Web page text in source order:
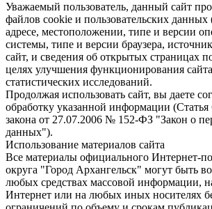
Уважаемый пользователь, данный сайт
файлов cookie и пользовательских
адресе, местоположении, типе и версии
системы, типе и версии браузера,
сайт, и сведения об открытых страницах
целях улучшения функционирования
статистических исследований.
Продолжая использовать сайт, вы даете
обработку указанной информации
закона от 27.07.2006 № 152-ФЗ "Закон о
данных").
Использование материалов сайта
Все материалы официального Интернет-
округа "Город Архангельск" могут быть
любых средствах массовой информации,
Интернет или на любых иных носителях